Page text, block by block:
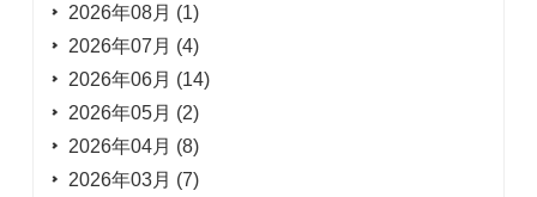
2026年08月 (1)
2026年07月 (4)
2026年06月 (14)
2026年05月 (2)
2026年04月 (8)
2026年03月 (7)